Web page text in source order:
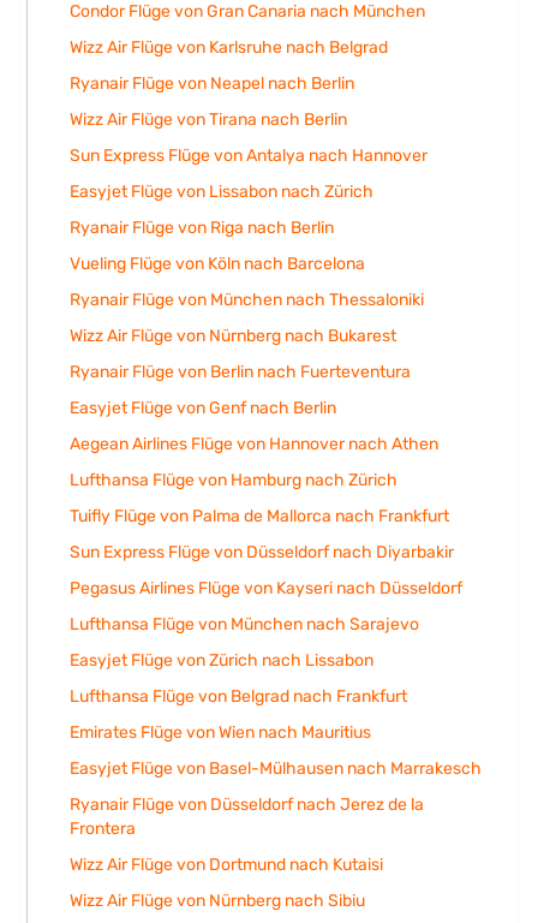
Condor Flüge von Gran Canaria nach München
Wizz Air Flüge von Karlsruhe nach Belgrad
Ryanair Flüge von Neapel nach Berlin
Wizz Air Flüge von Tirana nach Berlin
Sun Express Flüge von Antalya nach Hannover
Easyjet Flüge von Lissabon nach Zürich
Ryanair Flüge von Riga nach Berlin
Vueling Flüge von Köln nach Barcelona
Ryanair Flüge von München nach Thessaloniki
Wizz Air Flüge von Nürnberg nach Bukarest
Ryanair Flüge von Berlin nach Fuerteventura
Easyjet Flüge von Genf nach Berlin
Aegean Airlines Flüge von Hannover nach Athen
Lufthansa Flüge von Hamburg nach Zürich
Tuifly Flüge von Palma de Mallorca nach Frankfurt
Sun Express Flüge von Düsseldorf nach Diyarbakir
Pegasus Airlines Flüge von Kayseri nach Düsseldorf
Lufthansa Flüge von München nach Sarajevo
Easyjet Flüge von Zürich nach Lissabon
Lufthansa Flüge von Belgrad nach Frankfurt
Emirates Flüge von Wien nach Mauritius
Easyjet Flüge von Basel-Mülhausen nach Marrakesch
Ryanair Flüge von Düsseldorf nach Jerez de la
Frontera
Wizz Air Flüge von Dortmund nach Kutaisi
Wizz Air Flüge von Nürnberg nach Sibiu